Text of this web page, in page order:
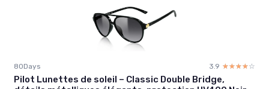
80Days 3.9 ☆☆☆☆☆
★★★★★
Pilot Lunettes de soleil – Classic Double Bridge,